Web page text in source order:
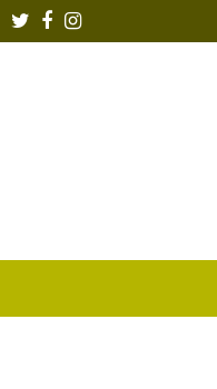
TwitterFacebook
Instagram